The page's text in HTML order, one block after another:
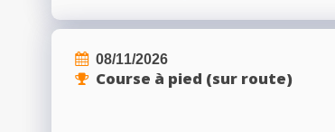
08/11/2026
Course à pied (sur route)